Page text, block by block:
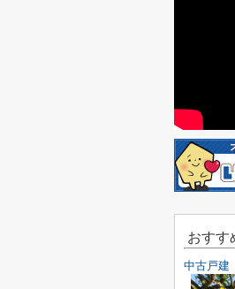
おすす
中古戸建